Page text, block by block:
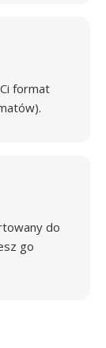
format
do
go